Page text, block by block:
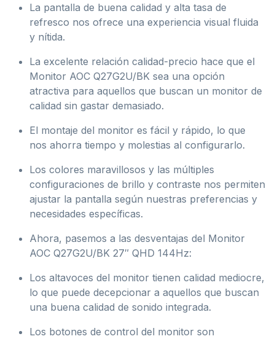
La pantalla de buena calidad y alta tasa de
refresco nos ofrece una experiencia visual fluida
y nítida.
La excelente relación calidad-precio hace que el
Monitor AOC Q27G2U/BK sea una opción
atractiva para aquellos que buscan un monitor de
calidad sin gastar demasiado.
El montaje del monitor es fácil y rápido, lo que
nos ahorra tiempo y molestias al configurarlo.
Los colores maravillosos y las múltiples
configuraciones de brillo y contraste nos permiten
ajustar la pantalla según nuestras preferencias y
necesidades específicas.
Ahora, pasemos a las desventajas del Monitor
AOC Q27G2U/BK 27″ QHD 144Hz:
Los altavoces del monitor tienen calidad mediocre,
lo que puede decepcionar a aquellos que buscan
una buena calidad de sonido integrada.
Los botones de control del monitor son